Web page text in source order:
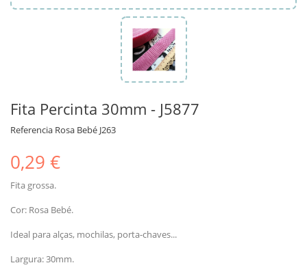
Fita Percinta 30mm - J5877
Referencia Rosa Bebé J263
0,29 €
Fita grossa.
Cor: Rosa Bebé.
Ideal para alças, mochilas, porta-chaves...
Largura: 30mm.